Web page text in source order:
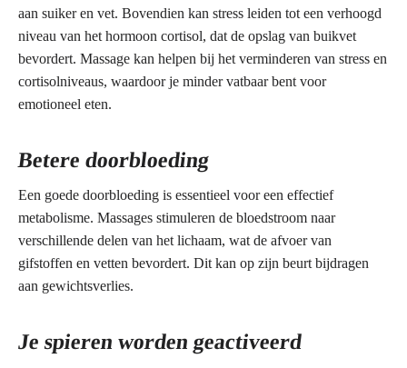
aan suiker en vet. Bovendien kan stress leiden tot een verhoogd
niveau van het hormoon cortisol, dat de opslag van buikvet
bevordert. Massage kan helpen bij het verminderen van stress en
cortisolniveaus, waardoor je minder vatbaar bent voor
emotioneel eten.
Betere doorbloeding
Een goede doorbloeding is essentieel voor een effectief
metabolisme. Massages stimuleren de bloedstroom naar
verschillende delen van het lichaam, wat de afvoer van
gifstoffen en vetten bevordert. Dit kan op zijn beurt bijdragen
aan gewichtsverlies.
Je spieren worden geactiveerd